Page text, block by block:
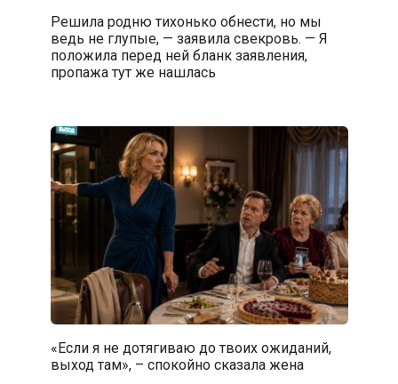
Решила родню тихонько обнести, но мы
ведь не глупые, — заявила свекровь. — Я
положила перед ней бланк заявления,
пропажа тут же нашлась
«Если я не дотягиваю до твоих ожиданий,
выход там», – спокойно сказала жена